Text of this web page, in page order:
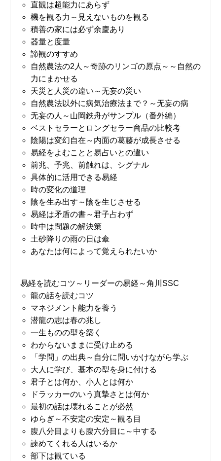
直観は超能力にあらず
機を観る力～見えないものを観る
積善の家には必ず余慶あり
器量と度量
諦観のすすめ
自然農法の2人～奇跡のリンゴの原点～～自然の
力にまかせる
天災と人災の違い～无妄の災い
自然農法以外に病気治療法まで？～无妄の病
无妄の人～山岡鉄舟がサンプル（番外編）
ベストセラーとロングセラー商品の比較考
陰陽は変幻自在～内面の葛藤が成長させる
易経をよむことと易占いとの違い
前兆、予兆、前触れは、シグナル
具体的に活用できる易経
時の変化の道理
陰を生み出す～陰を生じさせる
易経は矛盾の書～君子占わず
時中は問題の解決策
土砂降りの雨の日は傘
あなたは何によって覚えられたいか
易経を読むコツ～リーダーの易経～角川SSC
龍の話を読むコツ
マネジメント能力を養う
潜龍の志は春の兆し
一生ものの型を築く
わからないままに受け止める
「学問」の出典～自分に問いかけながら学ぶ
大人に学び、基本の型を身に付ける
君子とは何か、小人とは何か
ドラッカーのいう真摯さとは何か
最初の話は壊れることが必然
ゆらぎ～不安定の安定～観る目
腹八分目よりも腹六分目に～中する
諫めてくれる人はいるか
部下は観ている